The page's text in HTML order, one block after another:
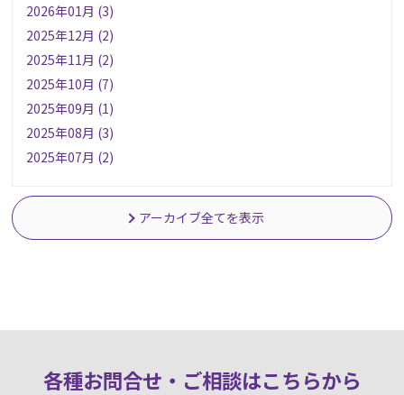
2026年01月 (3)
2025年12月 (2)
2025年11月 (2)
2025年10月 (7)
2025年09月 (1)
2025年08月 (3)
2025年07月 (2)
アーカイブ全てを表示
各種お問合せ・ご相談はこちらから